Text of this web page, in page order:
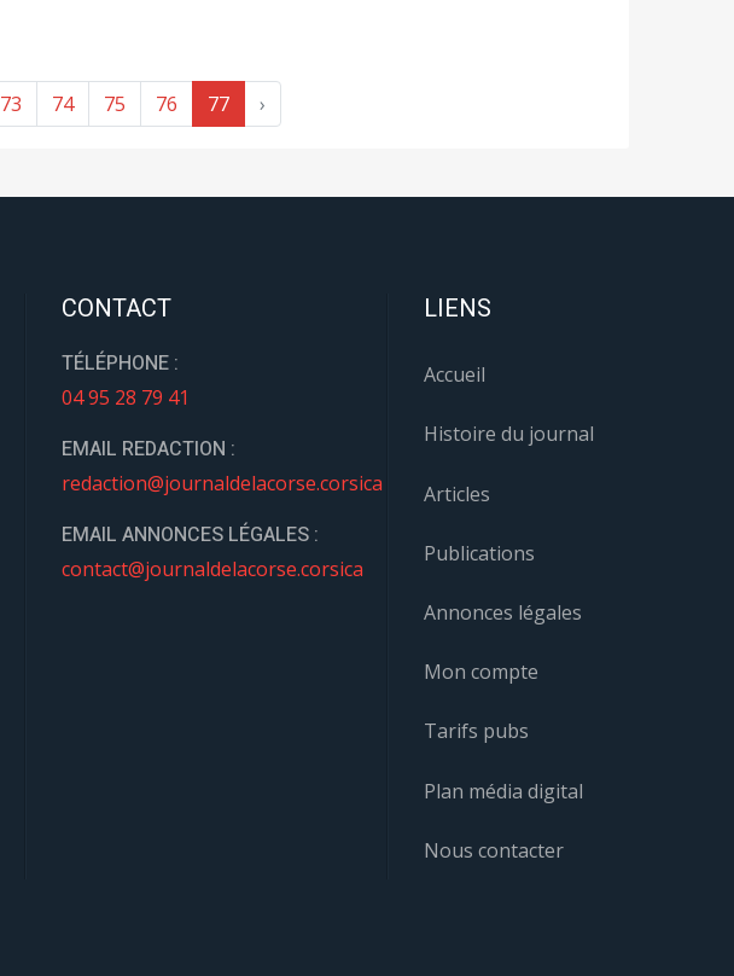
73 74 75 76 77 ›
CONTACT
TÉLÉPHONE :
04 95 28 79 41
EMAIL REDACTION :
redaction@journaldelacorse.corsica
EMAIL ANNONCES LÉGALES :
contact@journaldelacorse.corsica
LIENS
Accueil
Histoire du journal
Articles
Publications
Annonces légales
Mon compte
Tarifs pubs
Plan média digital
Nous contacter